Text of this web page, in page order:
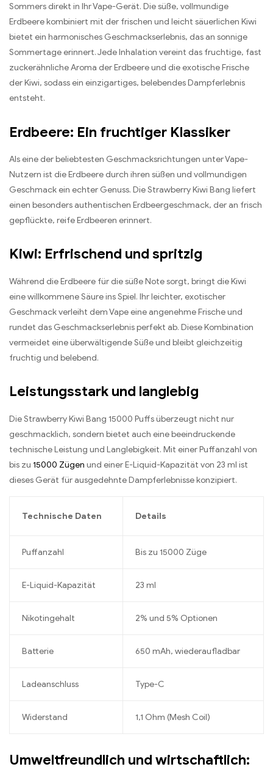
Sommers direkt in Ihr Vape-Gerät. Die süße, vollmundige
Erdbeere kombiniert mit der frischen und leicht säuerlichen Kiwi
bietet ein harmonisches Geschmackserlebnis, das an sonnige
Sommertage erinnert. Jede Inhalation vereint das fruchtige, fast
zuckerähnliche Aroma der Erdbeere und die exotische Frische
der Kiwi, sodass ein einzigartiges, belebendes Dampferlebnis
entsteht.
Erdbeere: Ein fruchtiger Klassiker
Als eine der beliebtesten Geschmacksrichtungen unter Vape-
Nutzern ist die Erdbeere durch ihren süßen und vollmundigen
Geschmack ein echter Genuss. Die Strawberry Kiwi Bang liefert
einen besonders authentischen Erdbeergeschmack, der an frisch
gepflückte, reife Erdbeeren erinnert.
Kiwi: Erfrischend und spritzig
Während die Erdbeere für die süße Note sorgt, bringt die Kiwi
eine willkommene Säure ins Spiel. Ihr leichter, exotischer
Geschmack verleiht dem Vape eine angenehme Frische und
rundet das Geschmackserlebnis perfekt ab. Diese Kombination
vermeidet eine überwältigende Süße und bleibt gleichzeitig
fruchtig und belebend.
Leistungsstark und langlebig
Die Strawberry Kiwi Bang 15000 Puffs überzeugt nicht nur
geschmacklich, sondern bietet auch eine beeindruckende
technische Leistung und Langlebigkeit. Mit einer Puffanzahl von
bis zu 15000 Zügen und einer E-Liquid-Kapazität von 23 ml ist
dieses Gerät für ausgedehnte Dampferlebnisse konzipiert.
Technische Daten Details
Puffanzahl Bis zu 15000 Züge
E-Liquid-Kapazität 23 ml
Nikotingehalt 2% und 5% Optionen
Batterie 650 mAh, wiederaufladbar
Ladeanschluss Type-C
Widerstand 1,1 Ohm (Mesh Coil)
Umweltfreundlich und wirtschaftlich: